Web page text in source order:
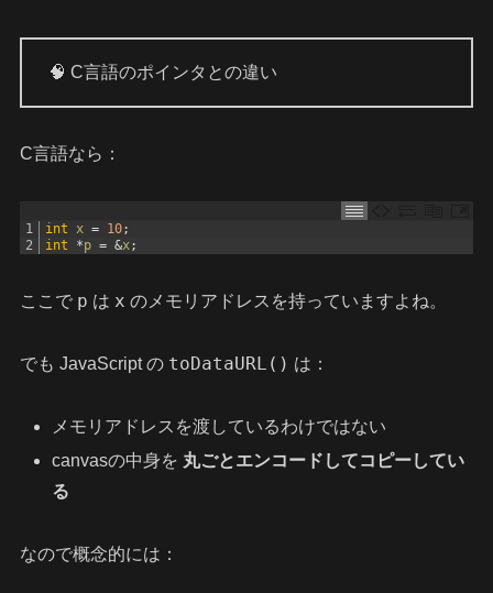
🧠 C言語のポインタとの違い
C言語なら：
1
2
int x = 10;
int
*p = &x;
ここで p は x のメモリアドレスを持っていますよね。
でも JavaScript の toDataURL() は：
メモリアドレスを渡しているわけではない
canvasの中身を 丸ごとエンコードしてコピーしてい
る
なので概念的には：